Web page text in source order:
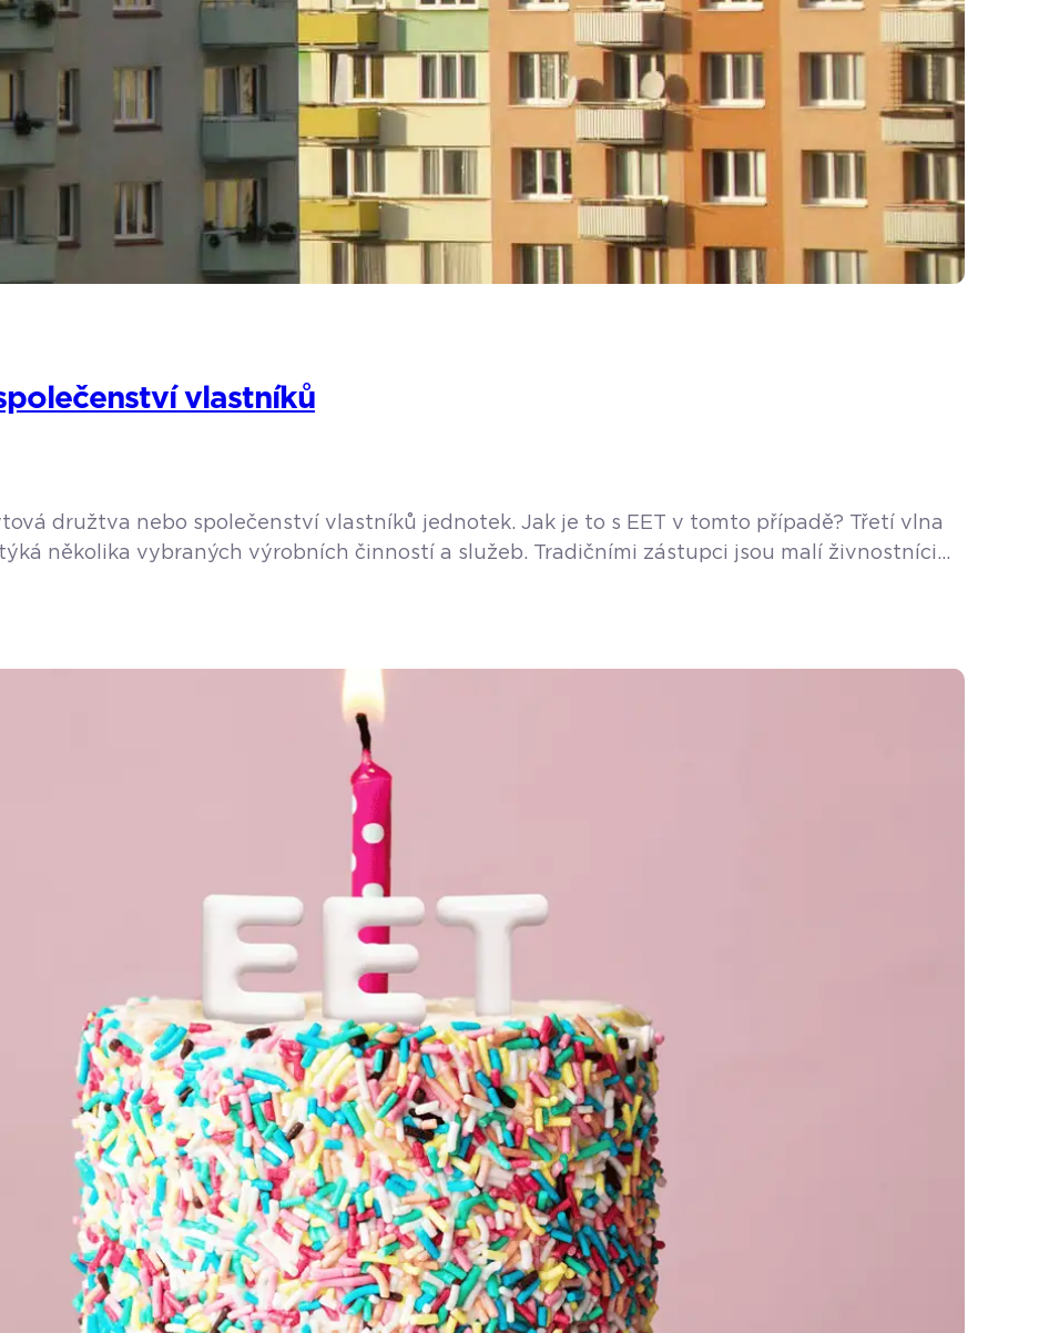
vlastníků
družtva nebo společenství vlastníků jednotek. Jak je to s EET v tomto případě? Třetí vlna
několika vybraných výrobních činností a služeb. Tradičními zástupci jsou malí živnostníci